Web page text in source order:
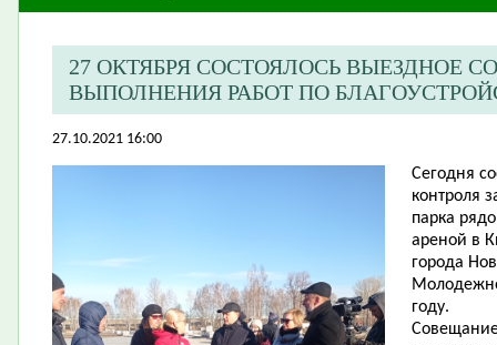
27 ОКТЯБРЯ СОСТОЯЛОСЬ ВЫЕЗДНОЕ
ВЫПОЛНЕНИЯ РАБОТ ПО
27.10.2021 16:00
Сегодня
контроля
парка
ареной в
города
году.